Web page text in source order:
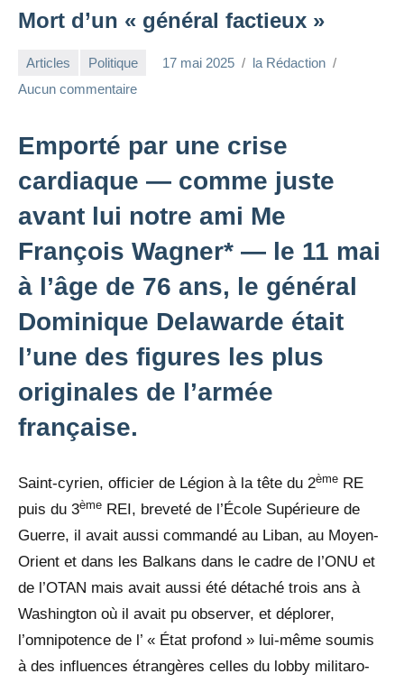
Mort d’un « général factieux »
Articles Politique 17 mai 2025
la Rédaction
Aucun commentaire
Emporté par une crise
cardiaque — comme juste
avant lui notre ami Me
François Wagner* — le 11 mai
à l’âge de 76 ans, le général
Dominique Delawarde était
l’une des figures les plus
originales de l’armée
française.
Saint-cyrien, officier de Légion à la tête du 2ème RE
puis du 3ème REI, breveté de l’École Supérieure de
Guerre, il avait aussi commandé au Liban, au Moyen-
Orient et dans les Balkans dans le cadre de l’ONU et
de l’OTAN mais avait aussi été détaché trois ans à
Washington où il avait pu observer, et déplorer,
l’omnipotence de l’ « État profond » lui-même soumis
à des influences étrangères celles du lobby militaro-